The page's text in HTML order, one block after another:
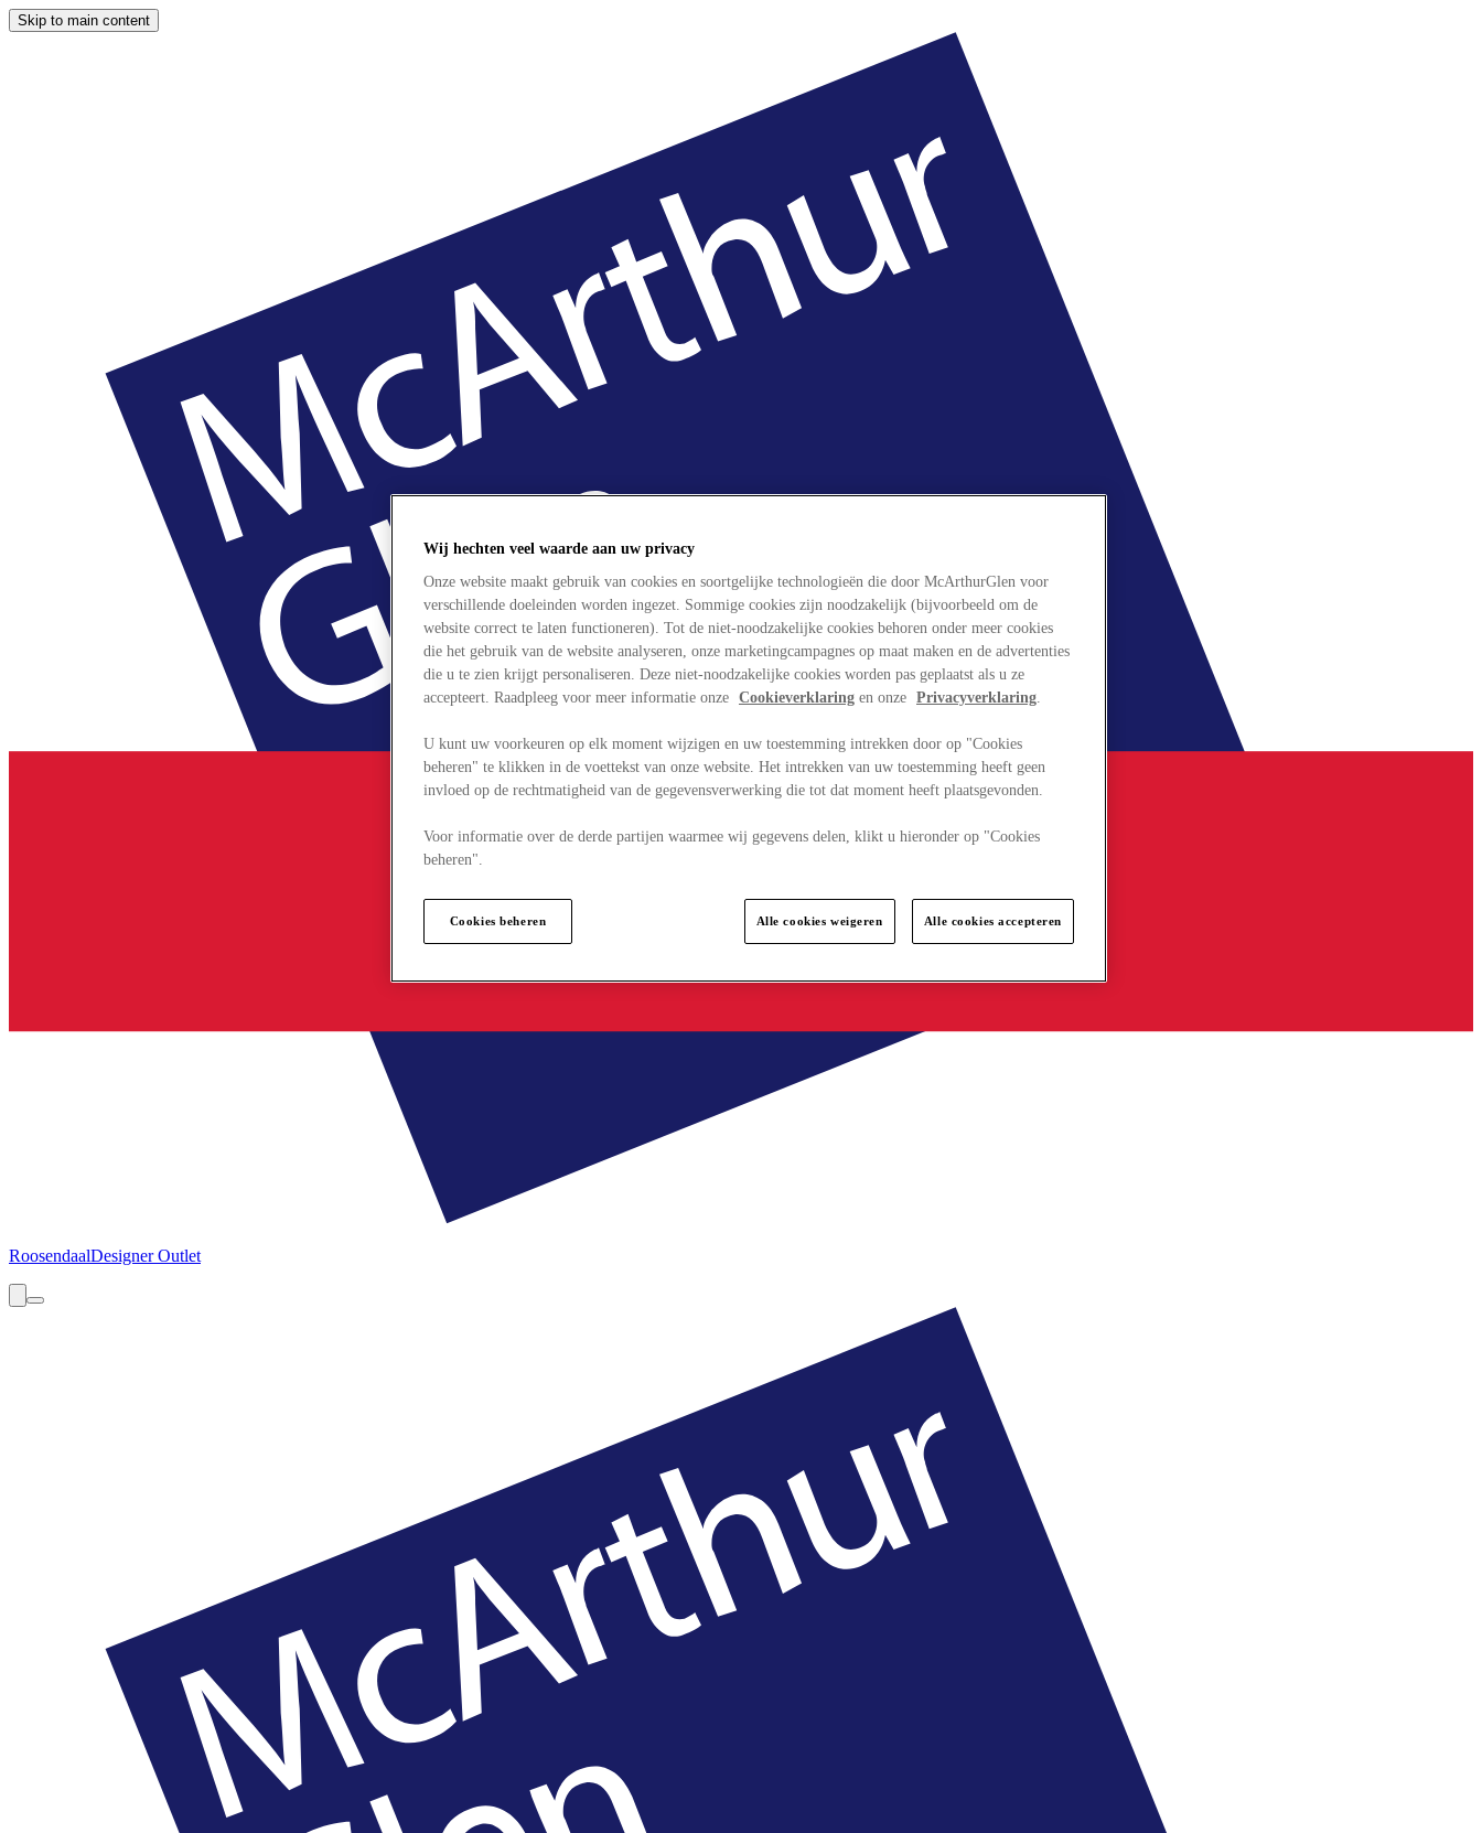
Skip to main content
RoosendaalDesigner Outlet
Wij hechten veel waarde aan uw privacy
Onze website maakt gebruik van cookies en soortgelijke technologieën die door McArthurGlen voor
verschillende doeleinden worden ingezet. Sommige cookies zijn noodzakelijk (bijvoorbeeld om de
website correct te laten functioneren). Tot de niet-noodzakelijke cookies behoren onder meer cookies
die het gebruik van de website analyseren, onze marketingcampagnes op maat maken en de advertenties
die u te zien krijgt personaliseren. Deze niet-noodzakelijke cookies worden pas geplaatst als u ze
accepteert. Raadpleeg voor meer informatie onze Cookieverklaring en onze Privacyverklaring.
U kunt uw voorkeuren op elk moment wijzigen en uw toestemming intrekken door op "Cookies
beheren" te klikken in de voettekst van onze website. Het intrekken van uw toestemming heeft geen
invloed op de rechtmatigheid van de gegevensverwerking die tot dat moment heeft plaatsgevonden.
Voor informatie over de derde partijen waarmee wij gegevens delen, klikt u hieronder op "Cookies
beheren".
Cookies beheren Alle cookies weigeren Alle cookies accepteren